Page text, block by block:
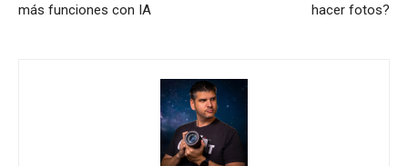
más funciones con IA
hacer fotos?